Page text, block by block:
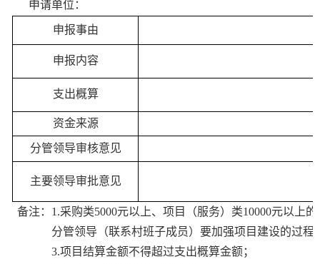
申请单位：
申报事由
申报内容
支出概算
资金来源
分管领导审核意见
主要领导审批意见
备注： 1.采购类5000元以上、项目（服务）类10000元以上
分管领导（联系村班子成员）要加强项目建设的过
3.项目结算金额不得超过支出概算金额；